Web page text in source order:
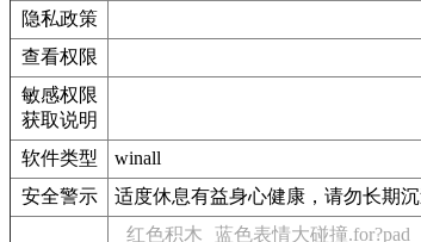
隐私政策
查看权限
敏感权限
获取说明
软件类型
winall
安全警示
适度休息有益身心健康，请勿长期沉
红色积木 蓝色表情大碰撞.for?pad